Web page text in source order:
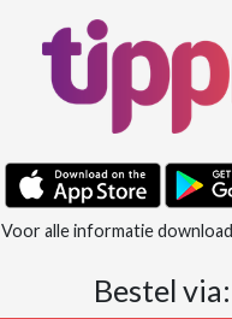
Voor alle informatie
Bestel via: